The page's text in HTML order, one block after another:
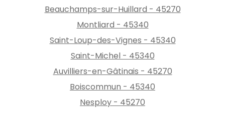
Beauchamps-sur-Huillard - 45270
Montliard - 45340
Saint-Loup-des-Vignes - 45340
Saint-Michel - 45340
Auvilliers-en-Gâtinais - 45270
Boiscommun - 45340
Nesploy - 45270